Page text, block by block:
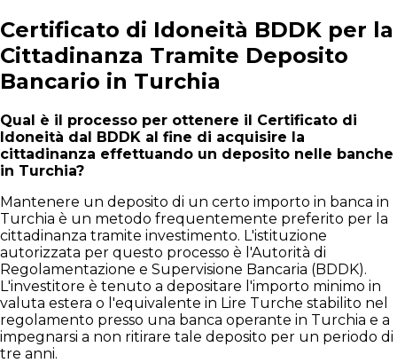
Certificato di Idoneità BDDK per la
Cittadinanza Tramite Deposito
Bancario in Turchia
Qual è il processo per ottenere il Certificato di
Idoneità dal BDDK al fine di acquisire la
cittadinanza effettuando un deposito nelle banche
in Turchia?
Mantenere un deposito di un certo importo in banca in
Turchia è un metodo frequentemente preferito per la
cittadinanza tramite investimento. L'istituzione
autorizzata per questo processo è l'Autorità di
Regolamentazione e Supervisione Bancaria (BDDK).
L'investitore è tenuto a depositare l'importo minimo in
valuta estera o l'equivalente in Lire Turche stabilito nel
regolamento presso una banca operante in Turchia e a
impegnarsi a non ritirare tale deposito per un periodo di
tre anni.